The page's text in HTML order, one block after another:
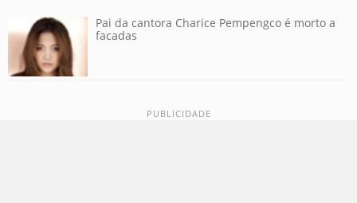
Pai da cantora Charice Pempengco é morto a
facadas